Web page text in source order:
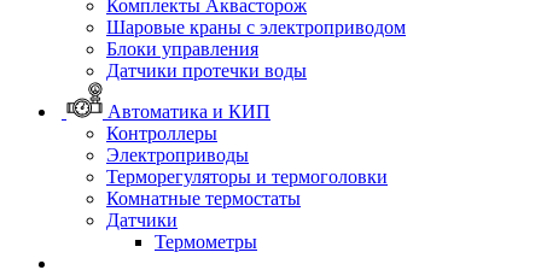
Комплекты Аквасторож
Шаровые краны с электроприводом
Блоки управления
Датчики протечки воды
Автоматика и КИП
Контроллеры
Электроприводы
Терморегуляторы и термоголовки
Комнатные термостаты
Датчики
Термометры